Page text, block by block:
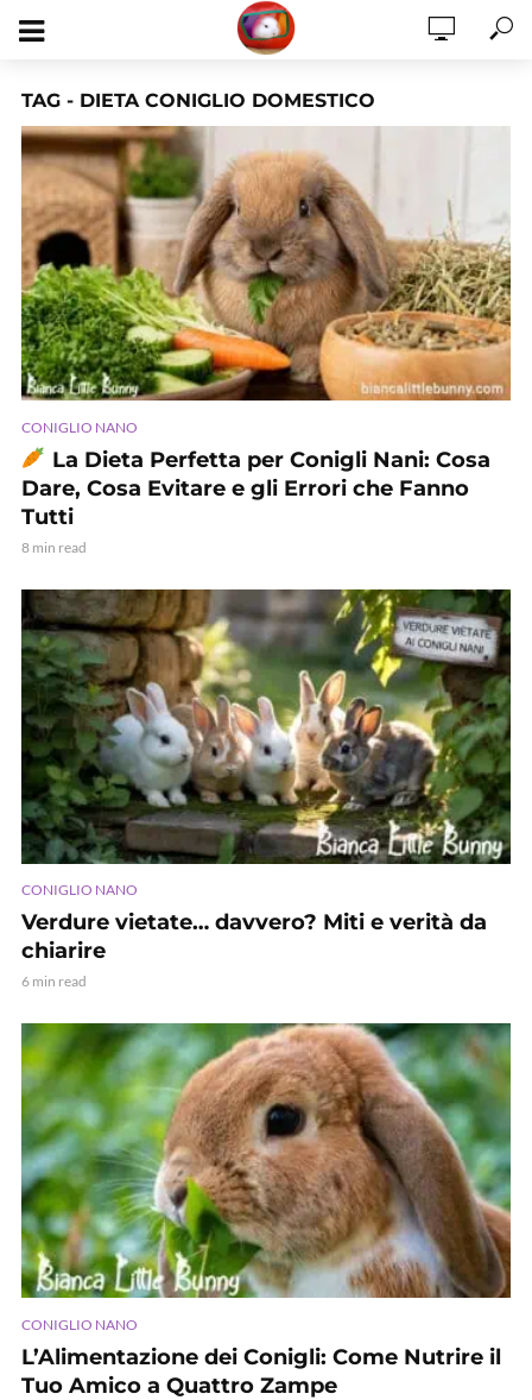
TAG - DIETA CONIGLIO DOMESTICO
CONIGLIO NANO
La Dieta Perfetta per Conigli Nani: Cosa
Dare, Cosa Evitare e gli Errori che Fanno
Tutti
8 min read
CONIGLIO NANO
Verdure vietate… davvero? Miti e verità da
chiarire
6 min read
CONIGLIO NANO
L’Alimentazione dei Conigli: Come Nutrire il
Tuo Amico a Quattro Zampe